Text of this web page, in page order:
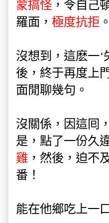
蒙搞怪 ，令自己
羅面， 極度抗拒 。
沒想到，這麽一‘
後，終于再度上
面閒聊幾句。
沒關係，因這囘
是，點了一份久
雞 ，然後，迫不
番！
能在他鄉吃上一